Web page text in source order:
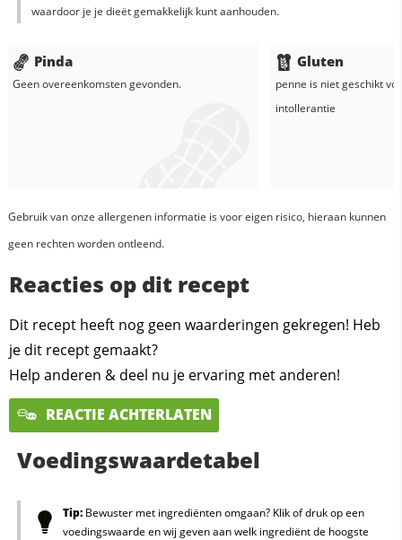
waardoor je je dieët gemakkelijk kunt aanhouden.
Pinda
Geen overeenkomsten gevonden.
Gluten
penne is niet geschikt
intollerantie
Gebruik van onze allergenen informatie is voor eigen risico, hieraan kunnen
geen rechten worden ontleend.
Reacties op dit recept
Dit recept heeft nog geen waarderingen gekregen! Heb
je dit recept gemaakt?
Help anderen & deel nu je ervaring met anderen!
REACTIE ACHTERLATEN
Voedingswaardetabel
Tip:Bewuster met ingrediënten omgaan? Klik of druk op een
voedingswaarde en wij geven aan welk ingrediënt de hoogste